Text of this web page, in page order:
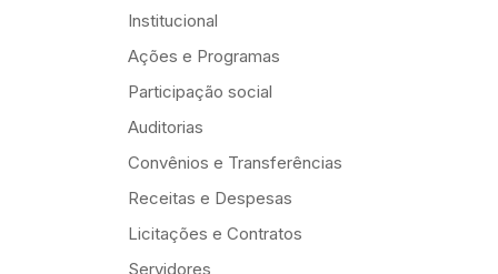
Institucional
Ações e Programas
Participação social
Auditorias
Convênios e Transferências
Receitas e Despesas
Licitações e Contratos
Servidores